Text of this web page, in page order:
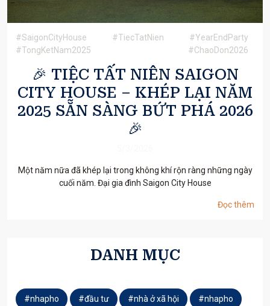
#SaigonCityHouse #TiecTatNien
#YearEndParty
#TongKetNam2025
#ChaoDon2026
🎉 TIỆC TẤT NIÊN SAIGON
CITY HOUSE – KHÉP LẠI NĂM
2025 SẴN SÀNG BỨT PHÁ 2026
🎉
Một năm nữa đã khép lại trong không khí rộn ràng những ngày
cuối năm. Đại gia đình Saigon City House
Đọc thêm
DANH MỤC
#nhapho #đầu tư #nhà ở xã hội #nhapho